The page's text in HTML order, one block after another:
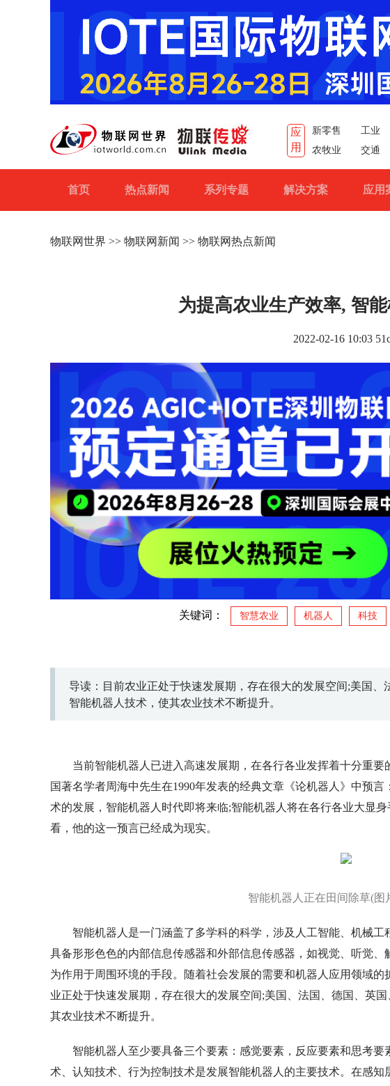
应
用
新零售 工业
农牧业
交通
首页 热点新闻 系列专题 解决方案 应用
物联网世界 >> 物联网新闻 >> 物联网热点新闻
为提高农业生产效率, 智
2022-02-16 10:03
关键词： 智慧农业 机器人 科技
导读：目前农业正处于快速发展期，存在很大的发展空间;美国
智能机器人技术，使其农业技术不断提升。
当前智能机器人已进入高速发展期，在各行各业发挥着十分重
国著名学者周海中先生在1990年发表的经典文章《论机器人》中预
术的发展，智能机器人时代即将来临;智能机器人将在各行各业大显
看，他的这一预言已经成为现实。
智能机器人正在田间除草(图
智能机器人是一门涵盖了多学科的科学，涉及人工智能、机械
具备形形色色的内部信息传感器和外部信息传感器，如视觉、听觉
为作用于周围环境的手段。随着社会发展的需要和机器人应用领域
业正处于快速发展期，存在很大的发展空间;美国、法国、德国、英
其农业技术不断提升。
智能机器人至少要具备三个要素：感觉要素，反应要素和思考
术、认知技术、行为控制技术是发展智能机器人的主要技术。在感